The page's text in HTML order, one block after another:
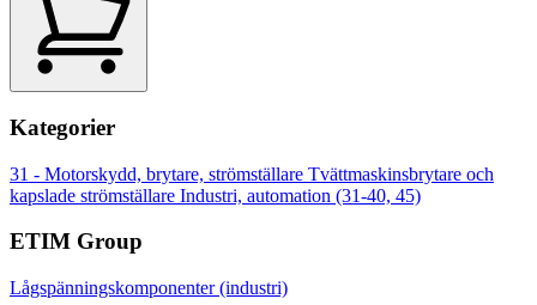
Kategorier
31 - Motorskydd, brytare, strömställare Tvättmaskinsbrytare och
kapslade strömställare Industri, automation (31-40, 45)
ETIM Group
Lågspänningskomponenter (industri)